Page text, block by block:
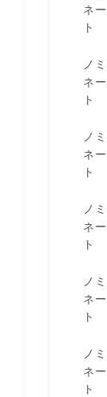
ネー
ト
ノミ
ネー
ト
ノミ
ネー
ト
ノミ
ネー
ト
ノミ
ネー
ト
ノミ
ネー
ト